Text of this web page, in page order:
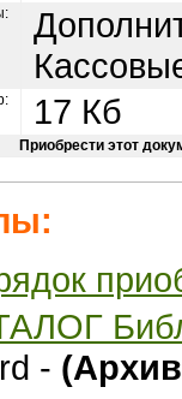
17 Кб
Приобрести этот
-